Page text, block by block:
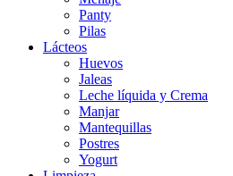
Panty
Pilas
Lácteos
Huevos
Jaleas
Leche líquida y Crema
Manjar
Mantequillas
Postres
Yogurt